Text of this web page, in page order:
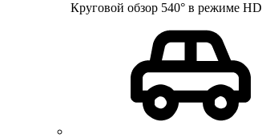
Круговой обзор 540° в режиме HD